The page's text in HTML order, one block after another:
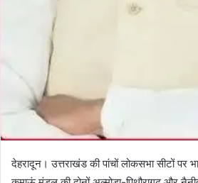
देहरादून। उत्तराखंड की पांचों लोकसभा सीटों पर